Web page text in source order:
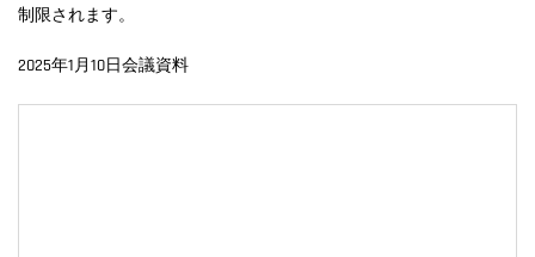
制限されます。
2025年1月10日会議資料